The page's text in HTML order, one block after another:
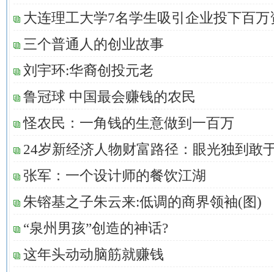
大连理工大学7名学生吸引企业投下百万
三个普通人的创业故事
刘宇环:华裔创投元老
鲁冠球 中国最会赚钱的农民
怪农民：一角钱的生意做到一百万
24岁新经济人物财富路径：眼光独到敢
张军：一个设计师的餐饮江湖
朱镕基之子朱云来:低调的商界领袖(图)
“泉州男孩”创造的神话?
这年头动动脑筋就赚钱